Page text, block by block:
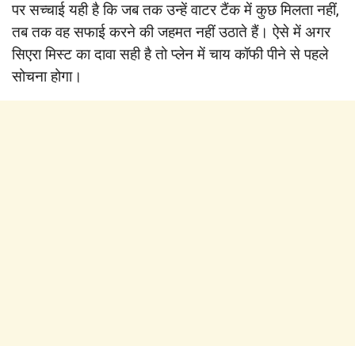
पर सच्‍चाई यही है कि जब तक उन्‍हें वाटर टैंक में कुछ मिलता नहीं,
तब तक वह सफाई करने की जहमत नहीं उठाते हैं। ऐसे में अगर
सिएरा मिस्‍ट का दावा सही है तो प्लेन में चाय कॉफी पीने से पहले
सोचना होगा।